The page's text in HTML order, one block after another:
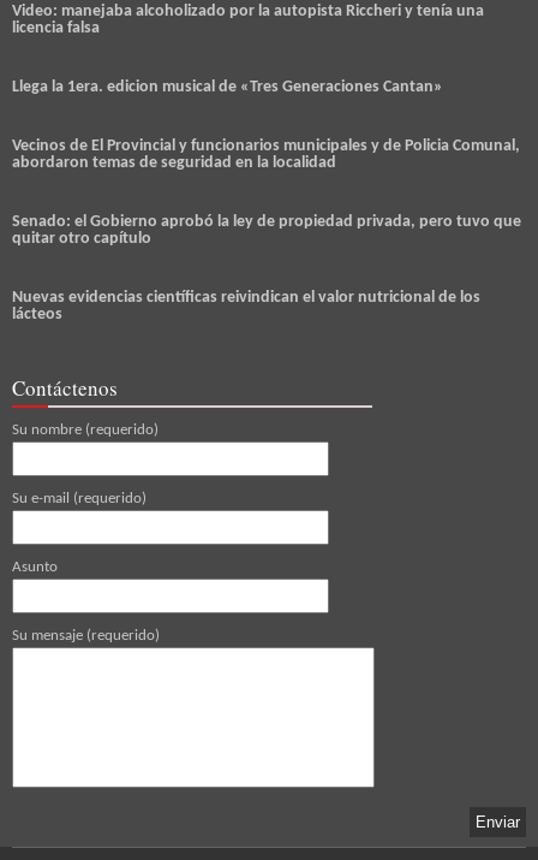
Video: manejaba alcoholizado por la autopista Riccheri y tenía una
licencia falsa
Llega la 1era. edicion musical de «Tres Generaciones Cantan»
Vecinos de El Provincial y funcionarios municipales y de Policia Comunal,
abordaron temas de seguridad en la localidad
Senado: el Gobierno aprobó la ley de propiedad privada, pero tuvo que
quitar otro capítulo
Nuevas evidencias científicas reivindican el valor nutricional de los
lácteos
Contáctenos
Su nombre (requerido)
Su e-mail (requerido)
Asunto
Su mensaje (requerido)